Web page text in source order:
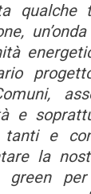
qualche
e
e
la
green